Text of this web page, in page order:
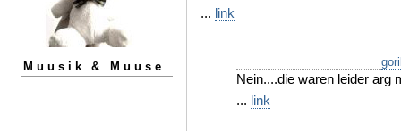
Muusik & Muuse
... link
Nein....die waren leider arg
... link